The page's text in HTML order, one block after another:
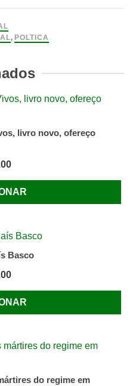
, POLTICA
livro novo, ofereço
Basco
do regime em